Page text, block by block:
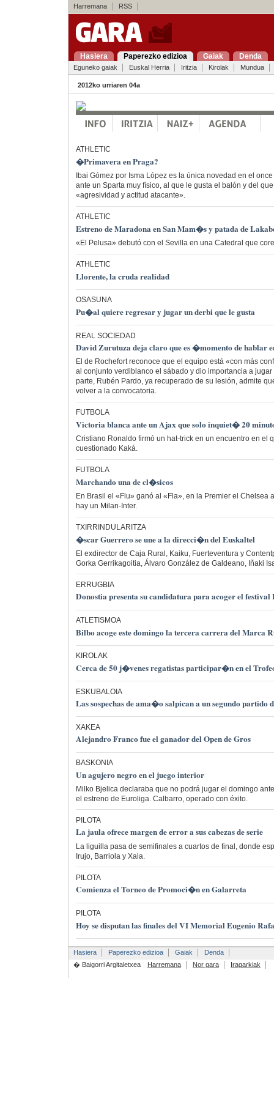
Harremana RSS
Hasiera Paperezko edizioa Gaiak Denda
Eguneko gaiak Euskal Herria Iritzia Kirolak Mundua
2012ko urriaren 04a
ATHLETIC
�Primavera en Praga?
Ibai Gómez por Isma López es la única novedad en el
ante un Sparta muy físico, al que le gusta el balón y del
«agresividad y actitud atacante».
ATHLETIC
Estreno de Maradona en San Mam�s y patada de
«El Pelusa» debutó con el Sevilla en una Catedral que
ATHLETIC
Llorente, la cruda realidad
OSASUNA
Pu�al quiere regresar y jugar un derbi que le gusta
REAL SOCIEDAD
David Zurutuza deja claro que es �momento de hablar
El de Rochefort reconoce que el equipo está «con más
al conjunto verdiblanco el sábado y dio importancia a
parte, Rubén Pardo, ya recuperado de su lesión, admite
volver a la convocatoria.
FUTBOLA
Victoria blanca ante un Ajax que solo inquiet� 20
Cristiano Ronaldo firmó un hat-trick en un encuentro en el
cuestionado Kaká.
FUTBOLA
Marchando una de cl�sicos
En Brasil el «Flu» ganó al «Fla», en la Premier el Chelsea
hay un Milan-Inter.
TXIRRINDULARITZA
�scar Guerrero se une a la direcci�n del Euskaltel
El exdirector de Caja Rural, Kaiku, Fuerteventura y
Gorka Gerrikagoitia, Álvaro González de Galdeano, Iñaki
ERRUGBIA
Donostia presenta su candidatura para acoger el festival
ATLETISMOA
Bilbo acoge este domingo la tercera carrera del Marca
KIROLAK
Cerca de 50 j�venes regatistas participar�n en el
ESKUBALOIA
Las sospechas de ama�o salpican a un segundo partido
XAKEA
Alejandro Franco fue el ganador del Open de Gros
BASKONIA
Un agujero negro en el juego interior
Milko Bjelica declaraba que no podrá jugar el domingo
el estreno de Euroliga. Calbarro, operado con éxito.
PILOTA
La jaula ofrece margen de error a sus cabezas de serie
La liguilla pasa de semifinales a cuartos de final, donde
Irujo, Barriola y Xala.
PILOTA
Comienza el Torneo de Promoci�n en Galarreta
PILOTA
Hoy se disputan las finales del VI Memorial Eugenio
Hasiera Paperezko edizioa Gaiak
Denda
� Baigorri Argitaletxea
Harremana Nor gara Iragarkiak